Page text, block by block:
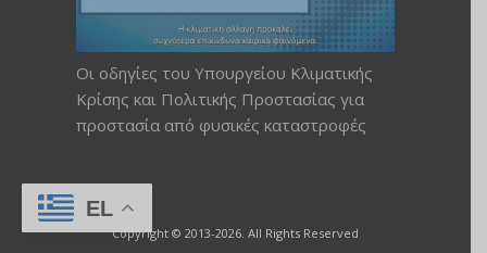
Οι οδηγίες του Υπουργείου Κλιματικής
Κρίσης και Πολιτικής Προστασίας για
προστασία από φυσικές καταστροφές
Copyright © 2013-2026. All Rights Reserved
EL